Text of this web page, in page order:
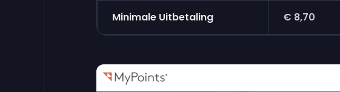
Minimale Uitbetaling € 8,70